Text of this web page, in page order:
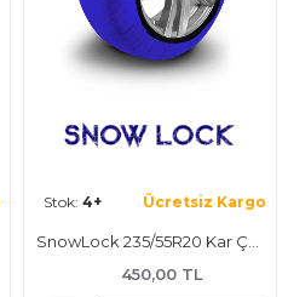
Stok: 4+ Ücretsiz Kargo
450,00 TL